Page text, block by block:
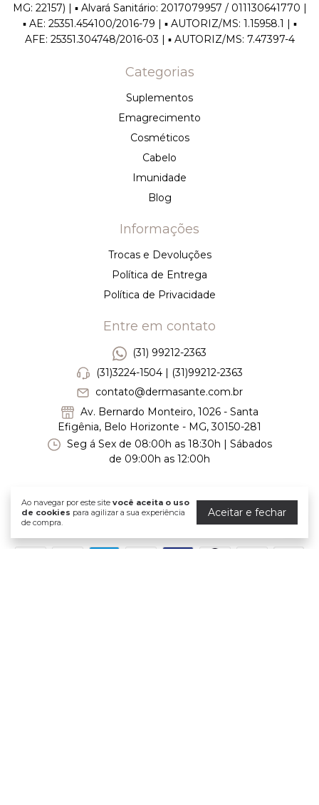
Ao navegar por este site você aceita o uso
de cookies para agilizar a sua experiência
de compra.
Aceitar e fechar
MG: 22157) | ▪︎ Alvará Sanitário: 2017079957 / 011130641770 |
▪︎ AE: 25351.454100/2016-79 | ▪︎ AUTORIZ/MS: 1.15958.1 | ▪︎
AFE: 25351.304748/2016-03 | ▪︎ AUTORIZ/MS: 7.47397-4
Categorias
Suplementos
Emagrecimento
Cosméticos
Cabelo
Imunidade
Blog
Informações
Trocas e Devoluções
Política de Entrega
Política de Privacidade
Entre em contato
(31) 99212-2363
(31)3224-1504 | (31)99212-2363
contato@dermasante.com.br
Av. Bernardo Monteiro, 1026 - Santa
Efigênia, Belo Horizonte - MG, 30150-281
Seg á Sex de 08:00h as 18:30h | Sábados
de 09:00h as 12:00h
Formas de pagamento